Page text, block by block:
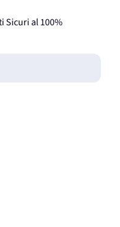
Sicuri al 100%